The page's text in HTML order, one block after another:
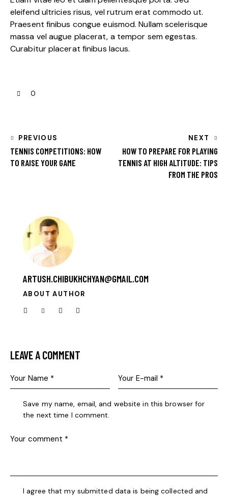
eleifend ultricies risus, vel rutrum erat commodo ut.
Praesent finibus congue euismod. Nullam scelerisque
massa vel augue placerat, a tempor sem egestas.
Curabitur placerat finibus lacus.
0
PREVIOUS
TENNIS COMPETITIONS: HOW
TO RAISE YOUR GAME
NEXT
HOW TO PREPARE FOR PLAYING
TENNIS AT HIGH ALTITUDE: TIPS
FROM THE PROS
ARTUSH.CHIBUKHCHYAN@GMAIL.COM
ABOUT AUTHOR
LEAVE A COMMENT
Save my name, email, and website in this browser for
the next time I comment.
I agree that my submitted data is being collected and